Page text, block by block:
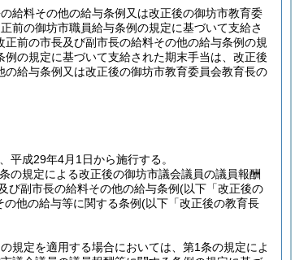
給料その他の給与条例又は改正後の御坊市教育委
前の御坊市職員給与条例の規定に基づいて支給さ
前の市長及び副市長の給料その他の給与条例の規
の規定に基づいて支給された期末手当は、改正後
給与条例又は改正後の御坊市教育委員会教育長の
平成29年4月1日から施行する。
の規定による改正後の御坊市議会議員の議員報酬
び副市長の給料その他の給与条例(以下「改正後の
他の給与等に関する条例(以下「改正後の教育長
規定を適用する場合においては、第1条の規定によ